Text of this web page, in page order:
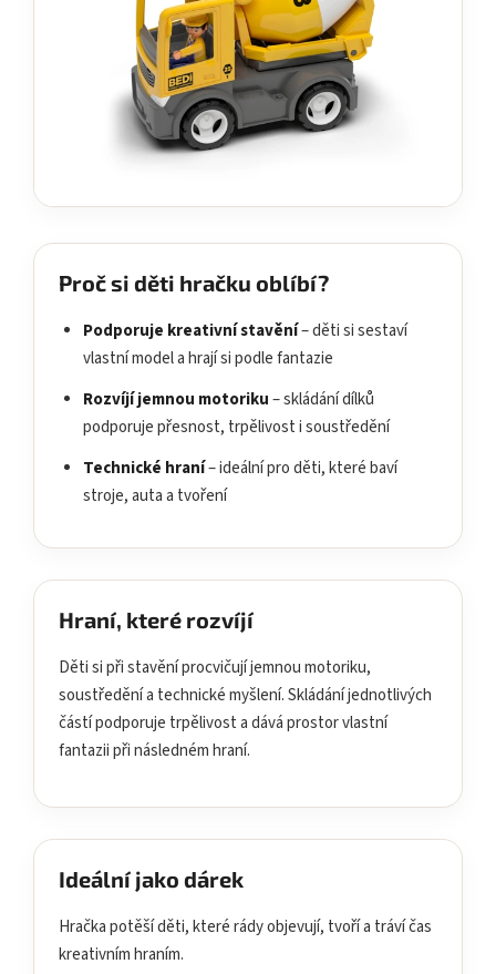
Proč si děti hračku oblíbí?
Podporuje kreativní stavění– děti si sestaví
vlastní model a hrají si podle fantazie
Rozvíjí jemnou motoriku– skládání dílků
podporuje přesnost, trpělivost i soustředění
Technické hraní– ideální pro děti, které baví
stroje, auta a tvoření
Hraní, které rozvíjí
Děti si při stavění procvičují jemnou motoriku,
soustředění a technické myšlení. Skládání jednotlivých
částí podporuje trpělivost a dává prostor vlastní
fantazii při následném hraní.
Ideální jako dárek
Hračka potěší děti, které rády objevují, tvoří a tráví čas
kreativním hraním.